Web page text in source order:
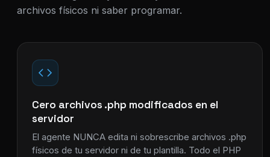
archivos físicos ni saber programar.
Cero archivos .php modificados en el
servidor
El agente NUNCA edita ni sobrescribe archivos .php
físicos de tu servidor ni de tu plantilla. Todo el PHP